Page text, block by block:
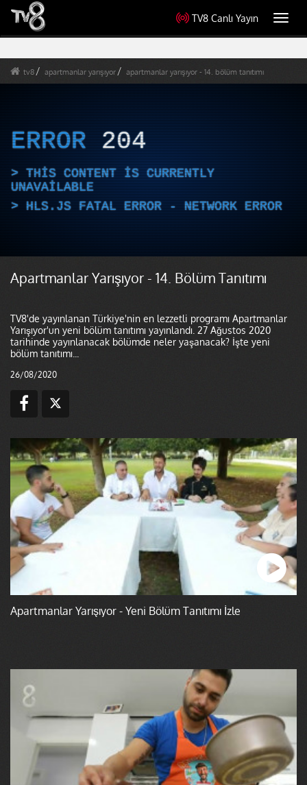
TV8 Canlı Yayın
tv8 apartmanlar yarışıyor apartmanlar yarışıyor - 14. bölüm tanıtımı
ERROR 204
THIS CONTENT IS CURRENTLY
UNAVAILABLE
HLS.JS FATAL ERROR - NETWORK ERROR
Apartmanlar Yarışıyor - 14. Bölüm Tanıtımı
TV8'de yayınlanan Türkiye'nin en lezzetli programı Apartmanlar
Yarışıyor'un yeni bölüm tanıtımı yayınlandı. 27 Ağustos 2020
tarihinde yayınlanacak bölümde neler yaşanacak? İşte yeni
bölüm tanıtımı...
26/08/2020
Apartmanlar Yarışıyor - Yeni Bölüm Tanıtımı İzle